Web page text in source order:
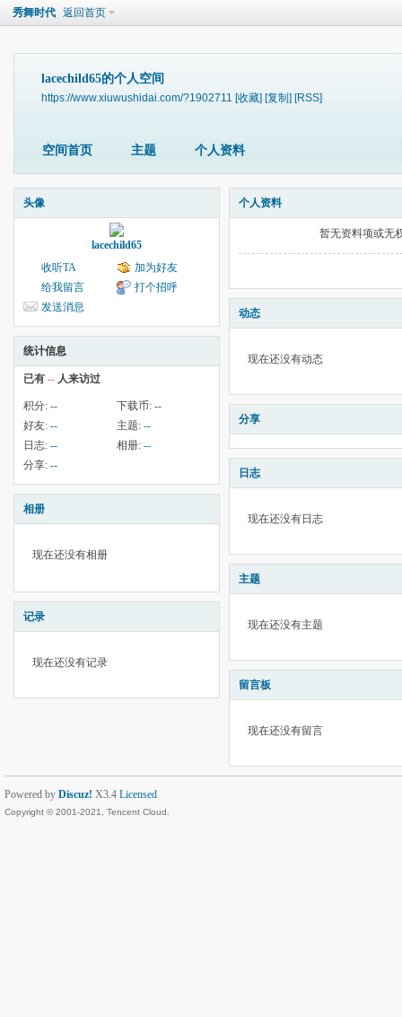
秀舞时代 返回首页
lacechild65的个人空间
https://www.xiuwushidai.com/?1902711 [收藏] [复制] [RSS]
空间首页 主题 个人资料
头像
lacechild65
收听TA
加为好友
给我留言
打个招呼
发送消息
统计信息
已有 -- 人来访过
积分: -- 下载币: --
好友: -- 主题: --
日志: -- 相册: --
分享: --
相册
现在还没有相册
记录
现在还没有记录
个人资料
暂无资料项或无
动态
现在还没有动态
分享
日志
现在还没有日志
主题
现在还没有主题
留言板
现在还没有留言
Powered by Discuz! X3.4 Licensed
Copyright © 2001-2021, Tencent Cloud.